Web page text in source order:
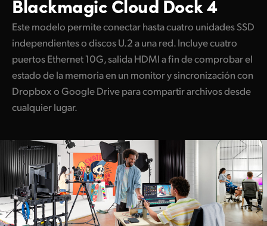
BlackmagicCloud Dock 4
Este modelo permite conectar hasta cuatro unidades SSD
independientes o discos U.2 a una red. Incluye cuatro
puertos Ethernet 10G, salida HDMI a fin de comprobar el
estado de la memoria en un monitor y sincronización con
Dropbox o Google Drive para compartir archivos desde
cualquier lugar.